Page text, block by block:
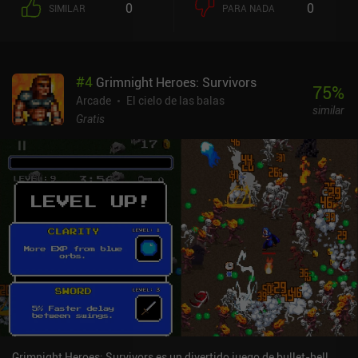
SIMILAR 0 PARA NADA 0
#4 Grimnight Heroes: Survivors
Arcade
El cielo de las balas
Gratis
75%
similar